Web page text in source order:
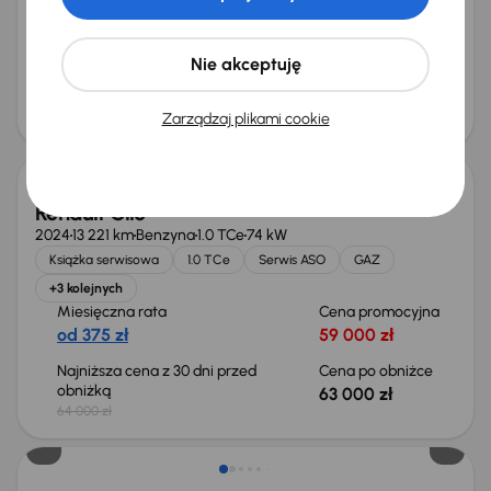
+6 kolejnych
Miesięczna rata
od 381 zł
Cena promocyjna
Cena
Taniej o 1 000 zł
Renault Clio
202413 221 kmBenzyna1.0 TCe74 kW
Książka serwisowa 1.0 TCe Serwis ASO
GAZ
+3 kolejnych
Miesięczna rata
od 375 zł
Cena promocyjna
59 000 zł
Najniższa cena z 30 dni przed
obniżką
64 000 zł
Cena po obniżce
63 000 zł
Taniej o 2 000 zł
Zarządzaj plikami cookie
Nie akceptuję